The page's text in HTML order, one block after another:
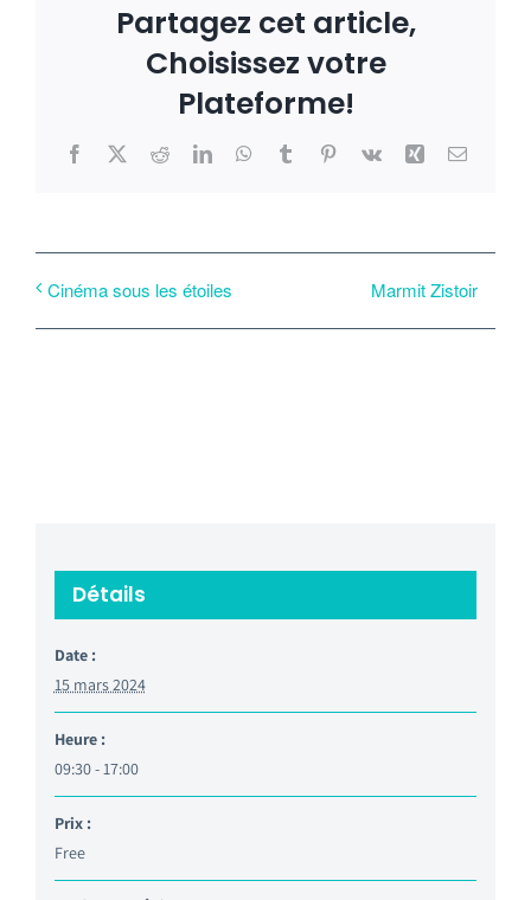
Partagez cet article,
Choisissez votre
Plateforme!
Facebook
X RedditLinkedInWhatsApp
TumblrPinterest
Vk Xing Email
Cinéma sous les étoiles Marmit Zistoir
Détails
Date :
15 mars 2024
Heure :
09:30 - 17:00
Prix :
Free